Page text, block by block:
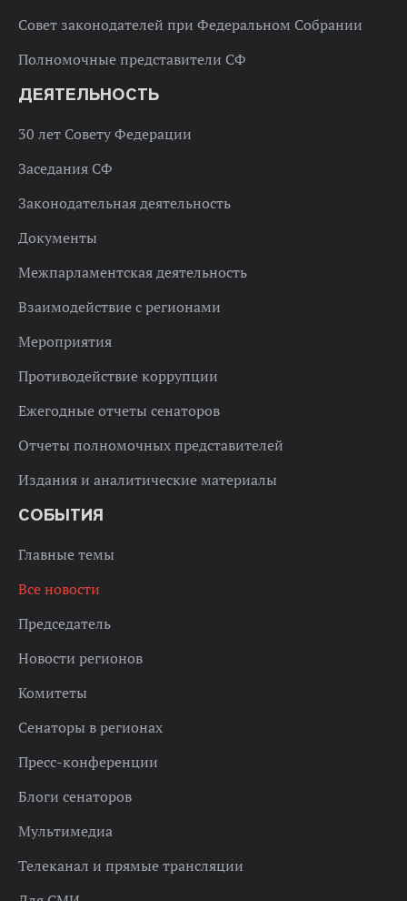
Совет законодателей при Федеральном Собрании
Полномочные представители СФ
ДЕЯТЕЛЬНОСТЬ
30 лет Совету Федерации
Заседания СФ
Законодательная деятельность
Документы
Межпарламентская деятельность
Взаимодействие с регионами
Мероприятия
Противодействие коррупции
Ежегодные отчеты сенаторов
Отчеты полномочных представителей
Издания и аналитические материалы
СОБЫТИЯ
Главные темы
Все новости
Председатель
Новости регионов
Комитеты
Сенаторы в регионах
Пресс-конференции
Блоги сенаторов
Мультимедиа
Телеканал и прямые трансляции